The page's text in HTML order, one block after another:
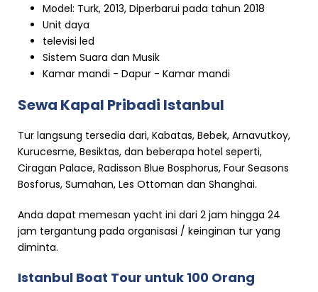
Model: Turk, 2013, Diperbarui pada tahun 2018
Unit daya
televisi led
Sistem Suara dan Musik
Kamar mandi - Dapur - Kamar mandi
Sewa Kapal Pribadi Istanbul
Tur langsung tersedia dari, Kabatas, Bebek, Arnavutkoy,
Kurucesme, Besiktas, dan beberapa hotel seperti,
Ciragan Palace, Radisson Blue Bosphorus, Four Seasons
Bosforus, Sumahan, Les Ottoman dan Shanghai.
Anda dapat memesan yacht ini dari 2 jam hingga 24
jam tergantung pada organisasi / keinginan tur yang
diminta.
Istanbul Boat Tour untuk 100 Orang